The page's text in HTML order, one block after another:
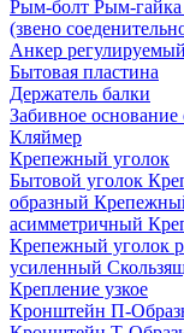
Рым-болт Рым-гайка
(звено
Анкер
Бытовая пластина
Держатель балки
Забивное основание
Кляймер
Крепежный уголок
Бытовой уголок
образный
асимметричный
Крепежный уголок
усиленный
Крепление узкое
Кронштейн П-